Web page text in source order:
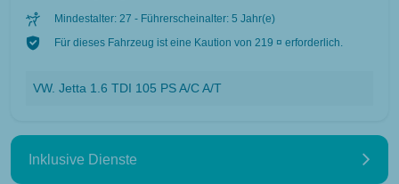
Mindestalter: 27 - Führerscheinalter: 5 Jahr(e)
Für dieses Fahrzeug ist eine Kaution von 219 ¤ erforderlich.
VW. Jetta 1.6 TDI 105 PS A/C A/T
Inklusive Dienste